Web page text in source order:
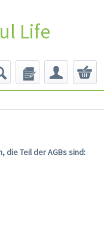
Life
die Teil der AGBs sind: